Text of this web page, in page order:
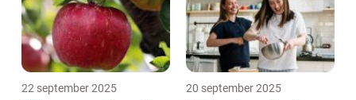
22 september 2025 20 september 2025